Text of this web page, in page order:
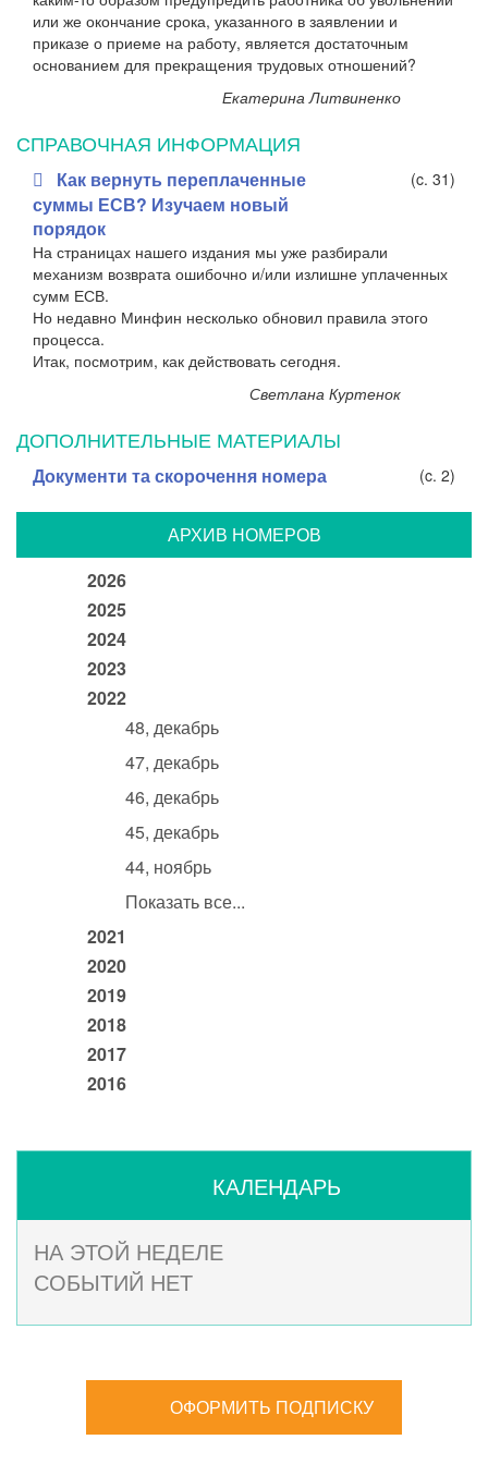
или же окончание срока, указанного в заявлении и
приказе о приеме на работу, является достаточным
основанием для прекращения трудовых отношений?
Екатерина Литвиненко
СПРАВОЧНАЯ ИНФОРМАЦИЯ
Как вернуть переплаченные
суммы ЕСВ? Изучаем новый
порядок
(c. 31)
На страницах нашего издания мы уже разбирали
механизм возврата ошибочно и/или излишне уплаченных
сумм ЕСВ.
Но недавно Минфин несколько обновил правила этого
процесса.
Итак, посмотрим, как действовать сегодня.
Светлана Куртенок
ДОПОЛНИТЕЛЬНЫЕ МАТЕРИАЛЫ
Документи та скорочення номера (c. 2)
АРХИВ НОМЕРОВ
2026
2025
2024
2023
2022
48, декабрь
47, декабрь
46, декабрь
45, декабрь
44, ноябрь
Показать все...
2021
2020
2019
2018
2017
2016
КАЛЕНДАРЬ
НА ЭТОЙ НЕДЕЛЕ
СОБЫТИЙ НЕТ
ОФОРМИТЬ ПОДПИСКУ